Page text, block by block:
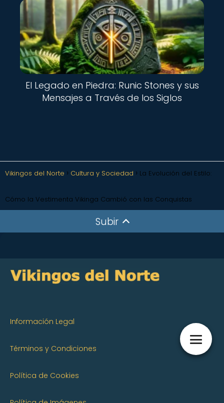
El Legado en Piedra: Runic Stones y sus
Mensajes a Través de los Siglos
Vikingos del Norte Cultura y Sociedad La Evolución del Estilo:
Cómo la Vestimenta Vikinga Cambió con las Conquistas
Subir
Información Legal
Términos y Condiciones
Política de Cookies